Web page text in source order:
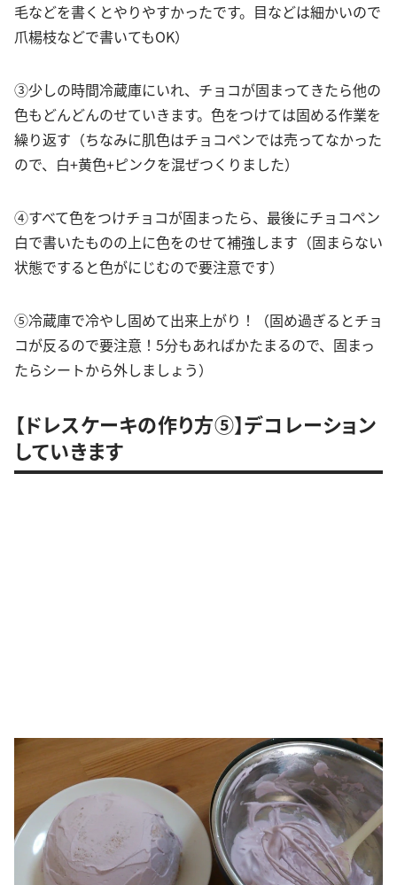
毛などを書くとやりやすかったです。目などは細かいので
爪楊枝などで書いてもOK）
③少しの時間冷蔵庫にいれ、チョコが固まってきたら他の
色もどんどんのせていきます。色をつけては固める作業を
繰り返す（ちなみに肌色はチョコペンでは売ってなかった
ので、白+黄色+ピンクを混ぜつくりました）
④すべて色をつけチョコが固まったら、最後にチョコペン
白で書いたものの上に色をのせて補強します（固まらない
状態ですると色がにじむので要注意です）
⑤冷蔵庫で冷やし固めて出来上がり！（固め過ぎるとチョ
コが反るので要注意！5分もあればかたまるので、固まっ
たらシートから外しましょう）
【ドレスケーキの作り方⑤】デコレーション
していきます